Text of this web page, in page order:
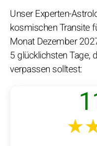
Unser Experten-
kosmischen Transite
Monat Dezember
5 glücklichsten Tage,
verpassen solltest: